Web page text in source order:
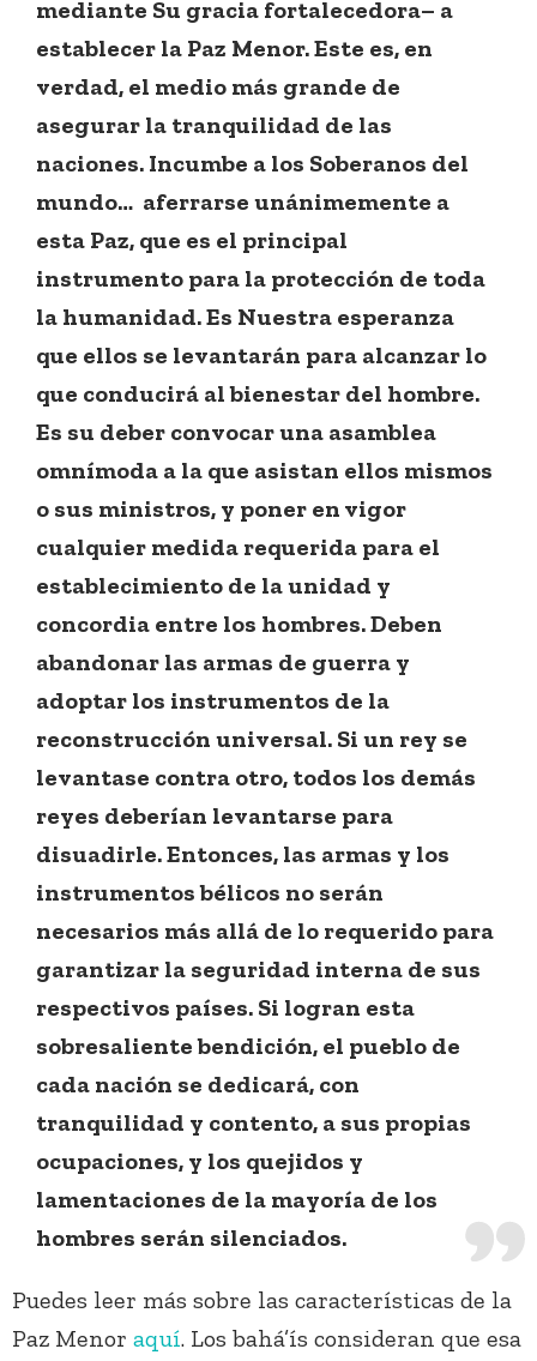
mediante Su gracia fortalecedora– a
establecer la Paz Menor. Este es, en
verdad, el medio más grande de
asegurar la tranquilidad de las
naciones. Incumbe a los Soberanos del
mundo… aferrarse unánimemente a
esta Paz, que es el principal
instrumento para la protección de toda
la humanidad. Es Nuestra esperanza
que ellos se levantarán para alcanzar lo
que conducirá al bienestar del hombre.
Es su deber convocar una asamblea
omnímoda a la que asistan ellos mismos
o sus ministros, y poner en vigor
cualquier medida requerida para el
establecimiento de la unidad y
concordia entre los hombres. Deben
abandonar las armas de guerra y
adoptar los instrumentos de la
reconstrucción universal. Si un rey se
levantase contra otro, todos los demás
reyes deberían levantarse para
disuadirle. Entonces, las armas y los
instrumentos bélicos no serán
necesarios más allá de lo requerido para
garantizar la seguridad interna de sus
respectivos países. Si logran esta
sobresaliente bendición, el pueblo de
cada nación se dedicará, con
tranquilidad y contento, a sus propias
ocupaciones, y los quejidos y
lamentaciones de la mayoría de los
hombres serán silenciados.
Puedes leer más sobre las características de la
Paz Menor aquí. Los bahá’ís consideran que esa